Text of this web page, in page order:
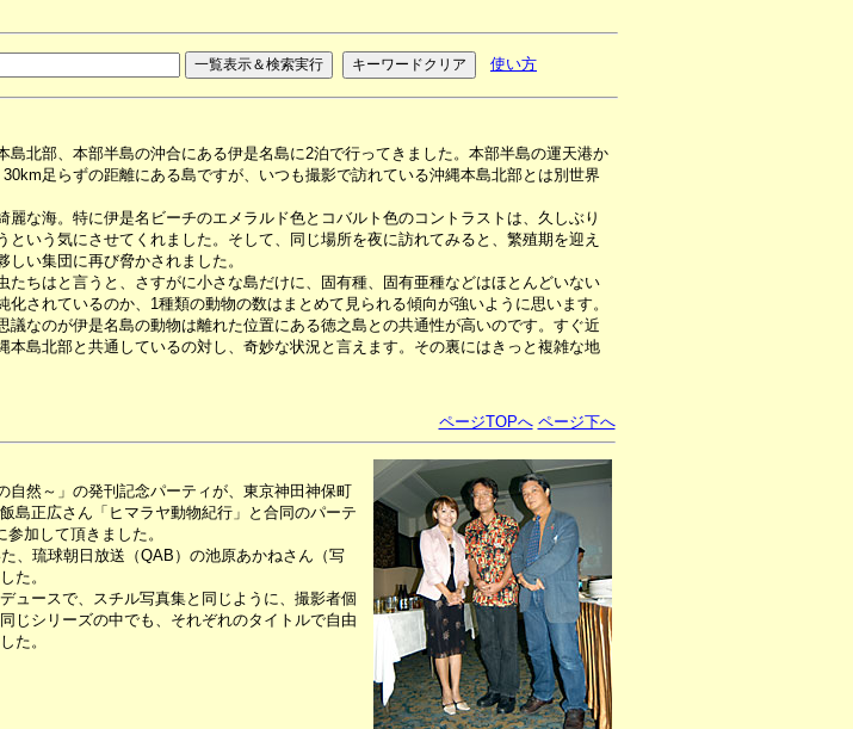
使い方
島北部、本部半島の沖合にある伊是名島に2泊で行ってきました。本部半島の運天港か
足らずの距離にある島ですが、いつも撮影で訪れている沖縄本島北部とは別世界
な海。特に伊是名ビーチのエメラルド色とコバルト色のコントラストは、久しぶり
という気にさせてくれました。そして、同じ場所を夜に訪れてみると、繁殖期を迎え
しい集団に再び脅かされました。
ちはと言うと、さすがに小さな島だけに、固有種、固有亜種などはほとんどいない
化されているのか、1種類の動物の数はまとめて見られる傾向が強いように思います。
なのが伊是名島の動物は離れた位置にある徳之島との共通性が高いのです。すぐ近
本島北部と共通しているの対し、奇妙な状況と言えます。その裏にはきっと複雑な地
ページTOPへ ページ下へ
自然～」の発刊記念パーティが、東京神田神保町
島正広さん「ヒマラヤ動物紀行」と合同のパーテ
加して頂きました。
、琉球朝日放送（QAB）の池原あかねさん（写
た。
ュースで、スチル写真集と同じように、撮影者個
じシリーズの中でも、それぞれのタイトルで自由
た。